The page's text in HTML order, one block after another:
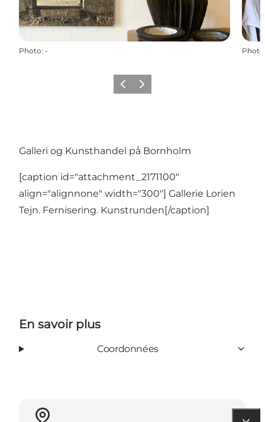
Photo: - Photo
PrécédentSuivant
Galleri og Kunsthandel på Bornholm
[caption id="attachment_2171100"
align="alignnone" width="300"] Gallerie Lorien
Tejn. Fernisering. Kunstrunden[/caption]
En savoir plus
Coordonnées